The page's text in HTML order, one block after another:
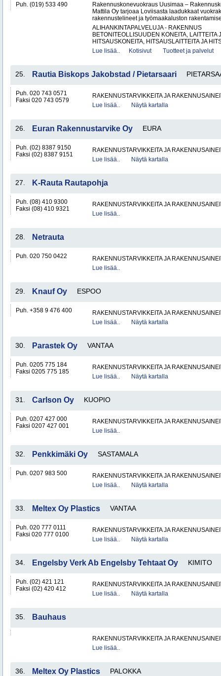
Puh. (019) 533 490
Rakennuskonevuokraus Uusimaa –
Mattila Oy tarjoaa Loviisasta laadukkaat
rakennustelineet ja työmaakaluston
ALIHANKINTAPALVELUJA - RAKENNUS
BETONITEOLLISUUDEN KONEITA, LAITTEITA
HITSAUSKONEITA, HITSAUSLAITTEITA JA
Lue lisää..
Kotisivut Tuotteet ja palvelut
25. Rautia Biskops Jakobstad / Pietarsaari
Puh. 020 743 0571
Faksi 020 743 0579
RAKENNUSTARVIKKEITA JA
Lue lisää..
Näytä kartalla
26. Euran Rakennustarvike Oy EURA
Puh. (02) 8387 9150
Faksi (02) 8387 9151
RAKENNUSTARVIKKEITA JA
Lue lisää..
Näytä kartalla
27. K-Rauta Rautapohja
Puh. (08) 410 9300
Faksi (08) 410 9321
RAKENNUSTARVIKKEITA JA
Lue lisää..
28. Netrauta
Puh. 020 750 0422
RAKENNUSTARVIKKEITA JA
Lue lisää..
29. Knauf Oy ESPOO
Puh. +358 9 476 400
RAKENNUSTARVIKKEITA JA
Lue lisää..
Näytä kartalla
30. Parastek Oy VANTAA
Puh. 0205 775 184
Faksi 0205 775 185
RAKENNUSTARVIKKEITA JA
Lue lisää..
Näytä kartalla
31. Carlson Oy KUOPIO
Puh. 0207 427 000
Faksi 0207 427 001
RAKENNUSTARVIKKEITA JA
Lue lisää..
32. Penkkimäki Oy SASTAMALA
Puh. 0207 983 500
RAKENNUSTARVIKKEITA JA
Lue lisää..
Näytä kartalla
33. Meltex Oy Plastics VANTAA
Puh. 020 777 0111
Faksi 020 777 0100
RAKENNUSTARVIKKEITA JA
Lue lisää..
Näytä kartalla
34. Engelsby Verk Ab Engelsby Tehtaat Oy KIMITO
Puh. (02) 421 121
Faksi (02) 420 412
RAKENNUSTARVIKKEITA JA
Lue lisää..
Näytä kartalla
35. Bauhaus
RAKENNUSTARVIKKEITA JA
Lue lisää..
36. Meltex Oy Plastics PALOKKA